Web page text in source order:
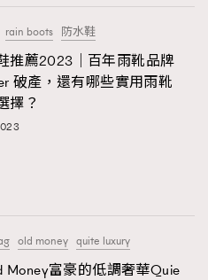
230
38
面專訪｜追逐歌手夢
rain boots 防水鞋
推薦2023｜百年雨靴品牌
破產，還有哪些實用雨靴
擇？
old money quite luxury
Money富豪的低調奢華Quie